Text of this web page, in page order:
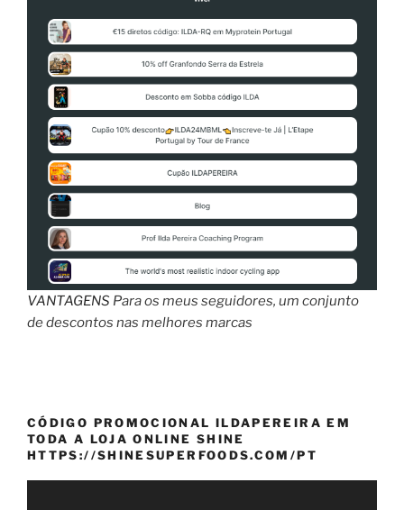
VANTAGENS Para os meus seguidores, um conjunto
de descontos nas melhores marcas
CÓDIGO PROMOCIONAL ILDAPEREIRA EM
TODA A LOJA ONLINE SHINE
HTTPS://SHINESUPERFOODS.COM/PT